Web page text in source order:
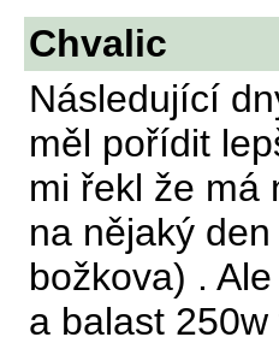
Chvalic
Následující
měl pořídit
mi řekl že má
na nějaký
božkova) .
a balast